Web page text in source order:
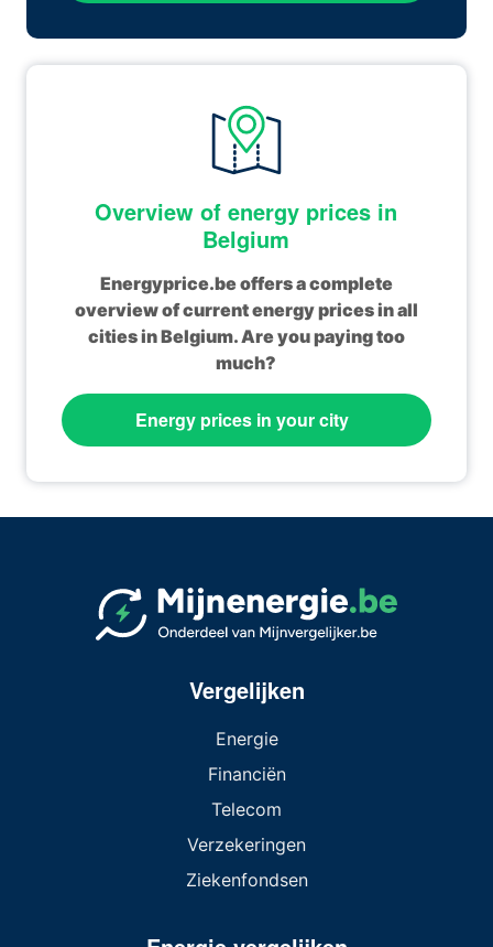
Overview of energy prices in
Belgium
Energyprice.be offers a complete
overview of current energy prices in all
cities in Belgium. Are you paying too
much?
Energy prices in your city
Vergelijken
Energie
Financiën
Telecom
Verzekeringen
Ziekenfondsen